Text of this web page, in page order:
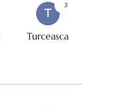
T
Turceasca
3